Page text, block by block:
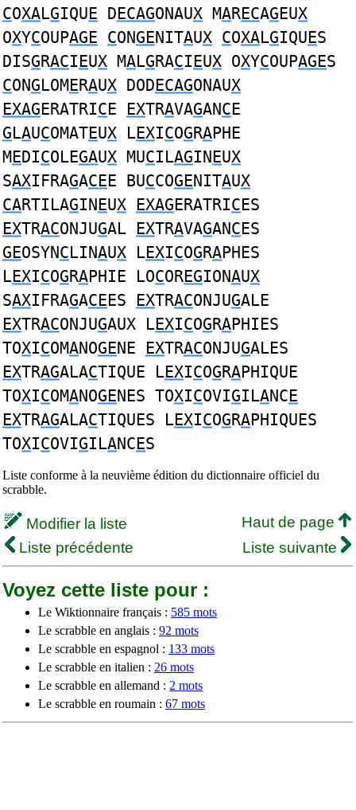
COXALGIQUE DECAGONAUX MARECAGEUX
OXYCOUPAGE CONGENITAUX COXALGIQUES
DISGRACIEUX MALGRACIEUX OXYCOUPAGES
CONGLOMERAUX DODECAGONAUX
EXAGERATRICE EXTRAVAGANCE
GLAUCOMATEUX LEXICOGRAPHE
MEDICOLEGAUX MUCILAGINEUX
SAXIFRAGACEE BUCCOGENITAUX
CARTILAGINEUX EXAGERATRICES
EXTRACONJUGAL EXTRAVAGANCES
GEOSYNCLINAUX LEXICOGRAPHES
LEXICOGRAPHIE LOCOREGIONAUX
SAXIFRAGACEES EXTRACONJUGALE
EXTRACONJUGAUX LEXICOGRAPHIES
TOXICOMANOGENE EXTRACONJUGALES
EXTRAGALACTIQUE LEXICOGRAPHIQUE
TOXICOMANOGENES TOXICOVIGILANCE
EXTRAGALACTIQUES LEXICOGRAPHIQUES
TOXICOVIGILANCES
Liste conforme à la neuvième édition du dictionnaire officiel du
scrabble.
Modifier la liste
Haut de page
Liste précédente
Liste suivante
Voyez cette liste pour :
Le Wiktionnaire français : 585 mots
Le scrabble en anglais : 92 mots
Le scrabble en espagnol : 133 mots
Le scrabble en italien : 26 mots
Le scrabble en allemand : 2 mots
Le scrabble en roumain : 67 mots